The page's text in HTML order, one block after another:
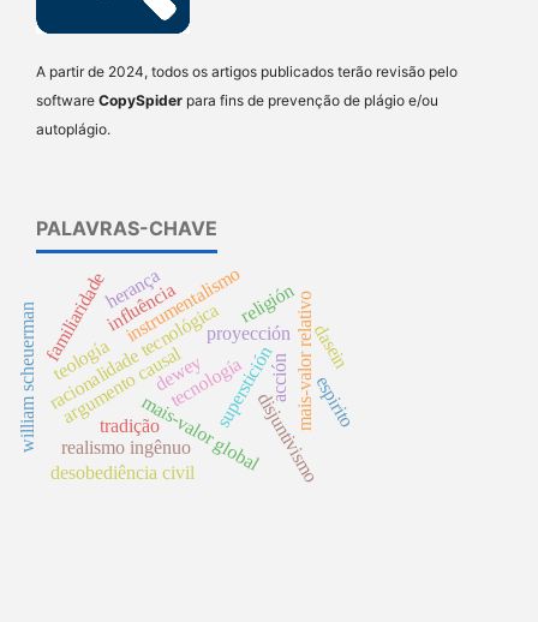
A partir de 2024, todos os artigos publicados terão revisão pelo
software CopySpider para fins de prevenção de plágio e/ou
autoplágio.
PALAVRAS-CHAVE
argumento causal superstición
proyección
mais-valor global
mais-valor relativo
disjuntivismo
religión
realismo ingênuo
racionalidade tecnológica
tecnología
instrumentalismo
dewey
teología
espirito
influência
familiaridade
william scheuerman
desobediência civil
dasein
herança
tradição
acción